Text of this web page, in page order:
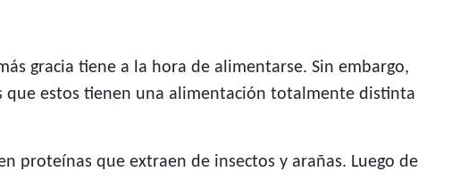
gracia tiene a la hora de alimentarse. Sin embargo,
estos tienen una alimentación totalmente distinta
proteínas que extraen de insectos y arañas. Luego de